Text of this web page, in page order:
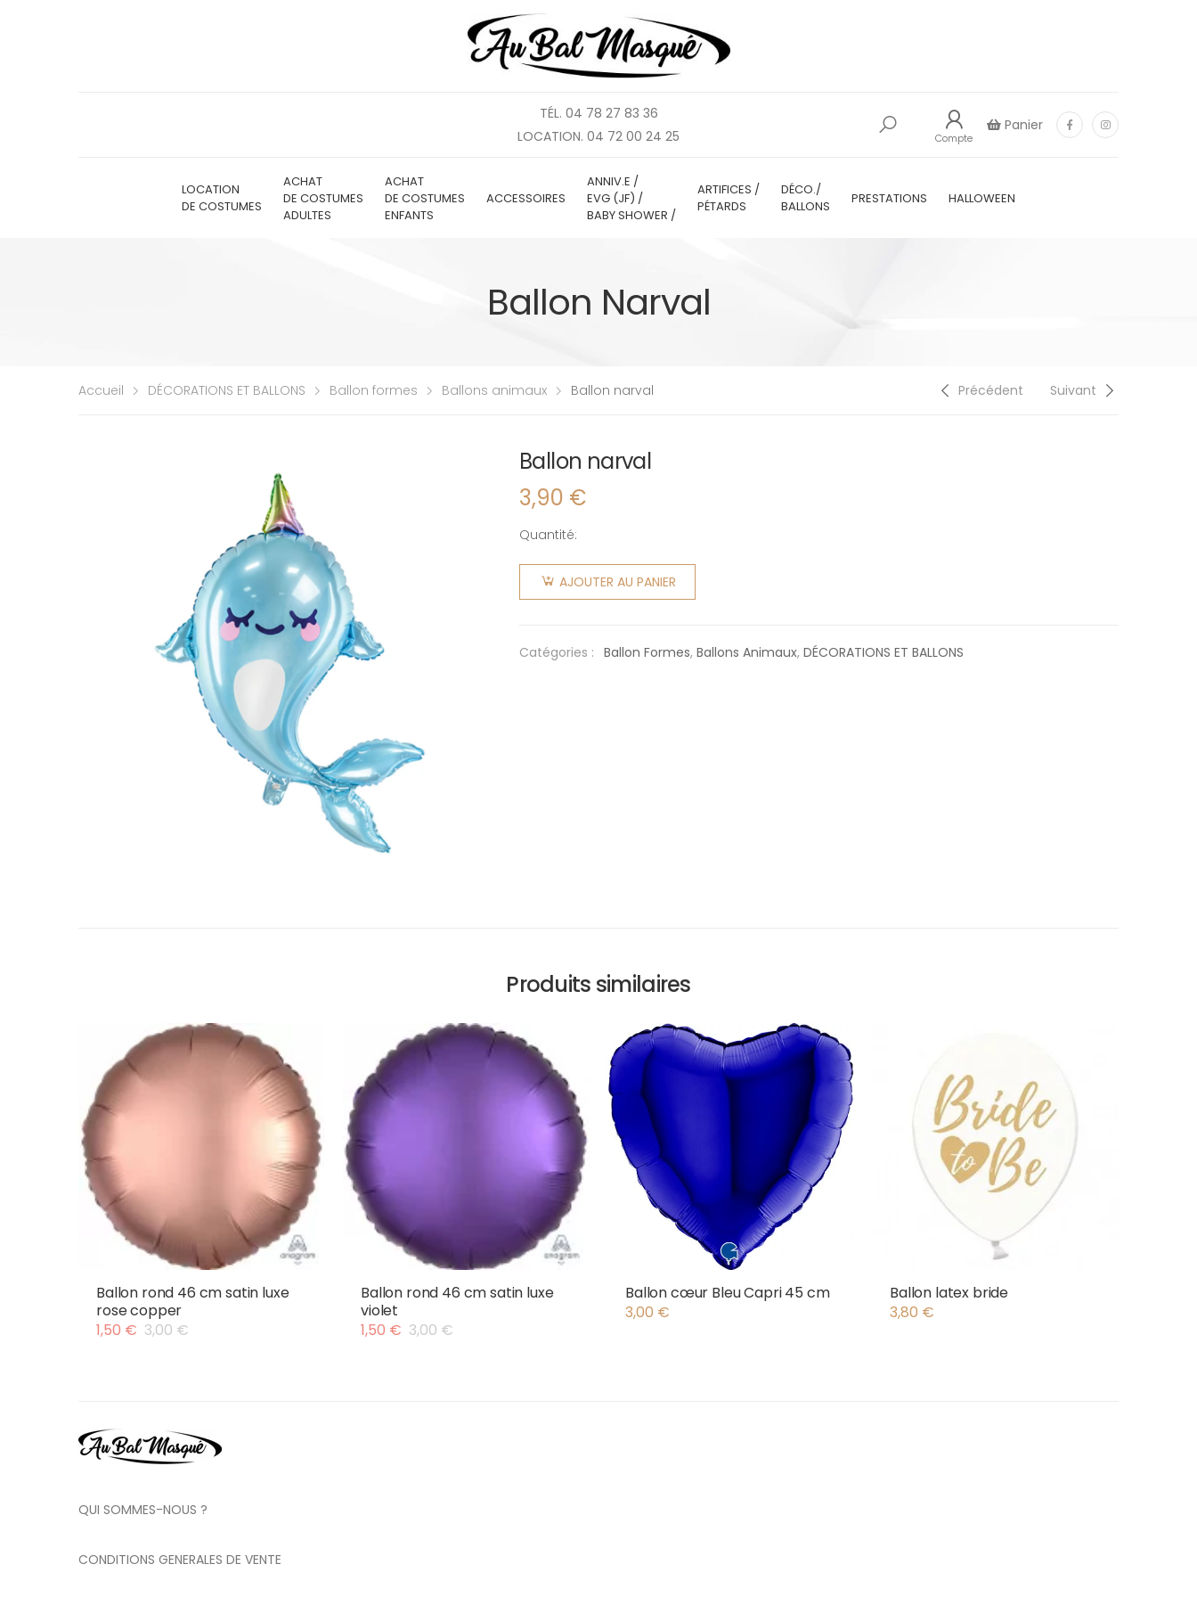
TÉL. 04 78 27 83 36
LOCATION. 04 72 00 24 25
Compte
Panier
LOCATION
DE COSTUMES
ACHAT
DE COSTUMES
ADULTES
ACHAT
DE COSTUMES
ENFANTS
ACCESSOIRES
ANNIV.E /
EVG (JF) /
BABY SHOWER /
ARTIFICES /
PÉTARDS
DÉCO./
BALLONS
PRESTATIONS HALLOWEEN
Ballon Narval
Accueil DÉCORATIONS ET BALLONS Ballon formes Ballons animaux Ballon narval Précédent Suivant
Ballon narval
3,90 €
Quantité:
quantité
de Ballon
AJOUTER AU PANIER
Catégories : Ballon Formes, Ballons Animaux, DÉCORATIONS ET BALLONS
Produits similaires
Ballon rond 46 cm satin luxe
rose copper
3,00 €
Le
1,50 €
Le
Ballon rond 46 cm satin luxe
violet
3,00 €
Le
1,50 €
Le
Ballon cœur Bleu Capri 45 cm
3,00 €
Ballon latex bride
3,80 €
QUI SOMMES-NOUS ?
CONDITIONS GENERALES DE VENTE